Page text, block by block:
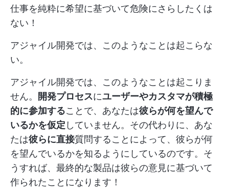
仕事を純粋に希望に基づいて危険にさらしたくは
ない！
アジャイル開発では、このようなことは起こらな
い。
アジャイル開発では、このようなことは起こりま
せん。
開発プロセスにユーザーやカスタマが積極
的に参加することで、あなたは彼らが何を望んで
いるかを仮定 していません。その代わりに、あな
たは彼らに直接質問することによって、彼らが何
を望んでいるかを知るようにしているのです。そ
うすれば、最終的な製品は彼らの意見に基づいて
作られたことになります！